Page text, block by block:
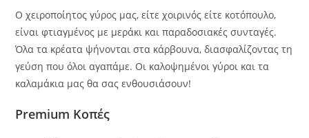
Ο χειροποίητος γύρος μας, είτε χοιρινός είτε κοτόπουλο,
είναι φτιαγμένος με μεράκι και παραδοσιακές συνταγές.
Όλα τα κρέατα ψήνονται στα κάρβουνα, διασφαλίζοντας τη
γεύση που όλοι αγαπάμε. Οι καλοψημένοι γύροι και τα
καλαμάκια μας θα σας ενθουσιάσουν!
Premium Κοπές